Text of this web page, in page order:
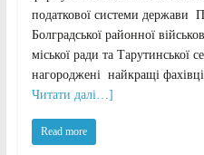
податкової системи держави
Болградської районної
міської ради та Тарутинської
нагороджені найкращі
Читати далі…]
Read more